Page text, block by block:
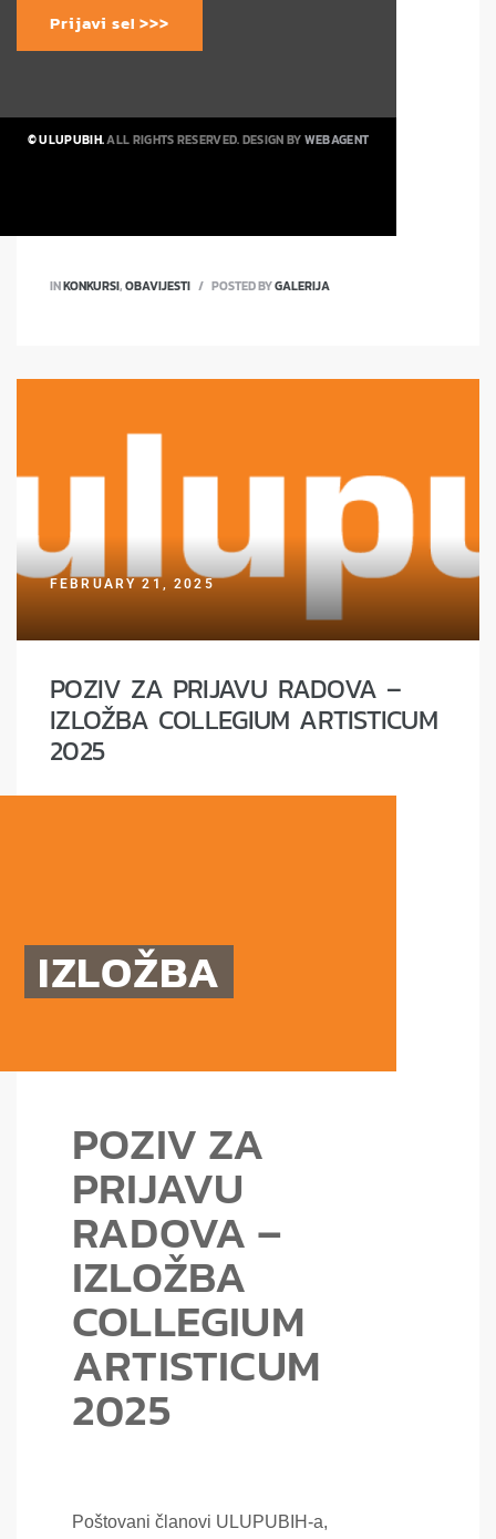
Prijavi se! >>>
© ULUPUBIH.ALL RIGHTS RESERVED. DESIGN BYWEBAGENT
INKONKURSI,OBAVIJESTI POSTED BYGALERIJA
FEBRUARY 21, 2025
POZIV ZA PRIJAVU RADOVA –
IZLOŽBA COLLEGIUM ARTISTICUM
2025
IZLOŽBA
POZIV ZA
PRIJAVU
RADOVA –
IZLOŽBA
COLLEGIUM
ARTISTICUM
2025
Poštovani članovi ULUPUBIH-a,